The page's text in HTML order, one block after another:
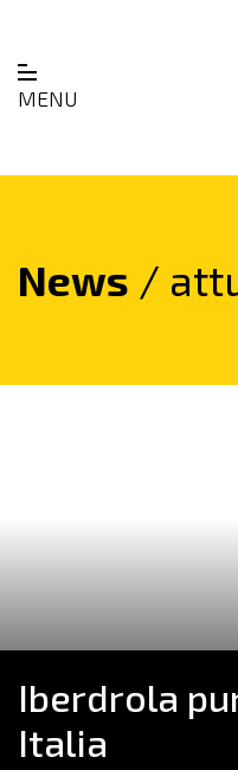
MENU
News /
Iberdrola
Italia